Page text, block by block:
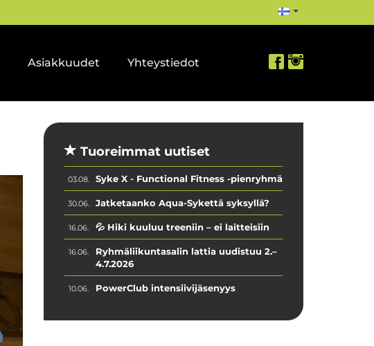
Asiakkuudet Yhteystiedot
Tuoreimmat uutiset
03.08. Syke X - Functional Fitness -pienryhmä
30.06. Jatketaanko Aqua-Sykettä syksyllä?
16.06. 💦 Hiki kuuluu treeniin – ei laitteisiin
16.06.
Ryhmäliikuntasalin lattia uudistuu 2.–
4.7.2026
10.06. PowerClub intensiivijäsenyys